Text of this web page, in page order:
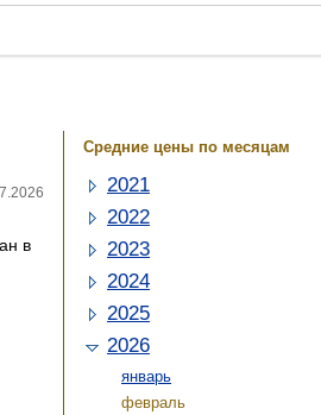
в
Средние цены по месяцам
2021
2022
2023
2024
2025
2026
январь
февраль